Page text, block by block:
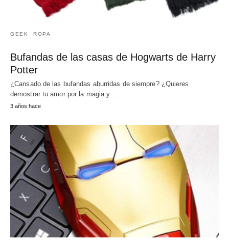
GEEK ROPA
Bufandas de las casas de Hogwarts de Harry
Potter
¿Cansado de las bufandas aburridas de siempre? ¿Quieres
demostrar tu amor por la magia y…
3 años hace